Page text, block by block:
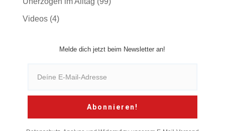
Videos(4)
Melde dich jetzt beim Newsletter an!
Abonnieren!